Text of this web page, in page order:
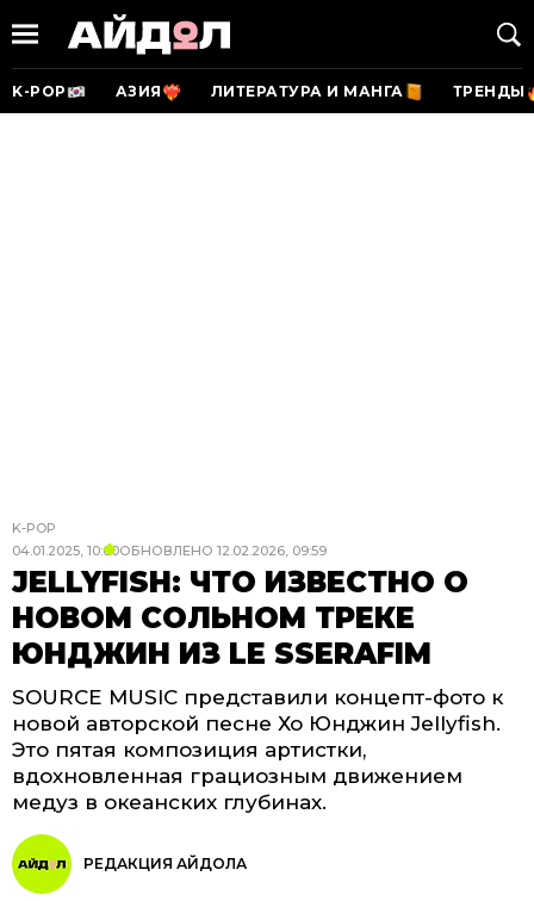
K-POP АЗИЯ ЛИТЕРАТУРА И МАНГА ТРЕНДЫ
K-POP
04.01.2025, 10:00ОБНОВЛЕНО 12.02.2026, 09:59
JELLYFISH: ЧТО ИЗВЕСТНО О
НОВОМ СОЛЬНОМ ТРЕКЕ
ЮНДЖИН ИЗ LE SSERAFIM
SOURCE MUSIC представили концепт-фото к
новой авторской песне Хо Юнджин Jellyfish.
Это пятая композиция артистки,
вдохновленная грациозным движением
медуз в океанских глубинах.
РЕДАКЦИЯ АЙДОЛА